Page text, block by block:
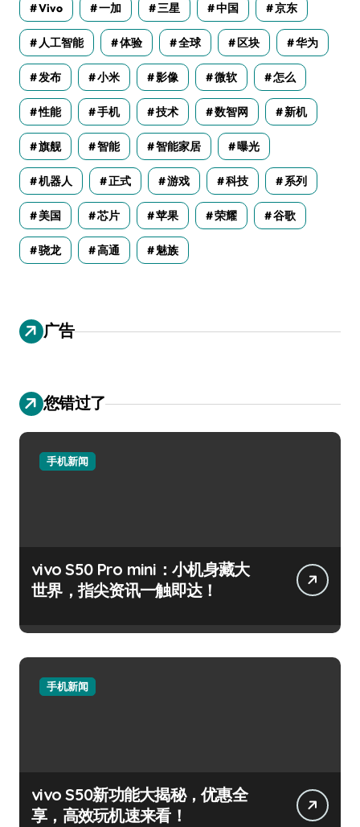
Vivo 一加 三星 中国 京东
人工智能 体验 全球 区块 华为
发布 小米 影像 微软 怎么
性能 手机 技术 数智网 新机
旗舰 智能 智能家居 曝光
机器人 正式 游戏 科技 系列
美国 芯片 苹果 荣耀 谷歌
骁龙 高通 魅族
广告
您错过了
手机新闻
vivo S50 Pro mini：小机身藏大
世界，指尖资讯一触即达！
手机新闻
vivo S50新功能大揭秘，优惠全
享，高效玩机速来看！